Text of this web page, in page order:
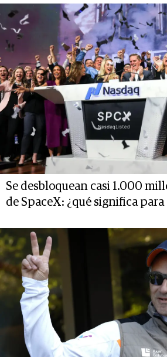
Se desbloquean casi 1.000
de SpaceX: ¿qué significa